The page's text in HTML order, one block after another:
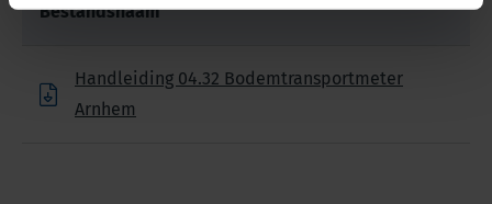
Bestandsnaam
Handleiding 04.32 Bodemtransportmeter
Arnhem